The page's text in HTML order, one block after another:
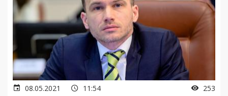
08.05.2021 11:54 253